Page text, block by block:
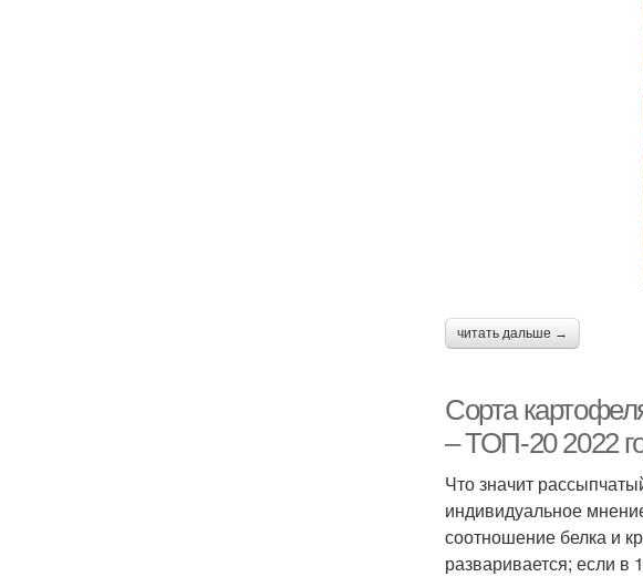
читать дальше →
Сорта
– ТОП-20 2022
Что значит
индивидуальное
соотношение белка и
разваривается; если в